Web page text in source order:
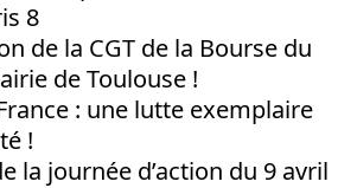
8
de la CGT de la Bourse du
de Toulouse !
: une lutte exemplaire
!
la journée d’action du 9 avril